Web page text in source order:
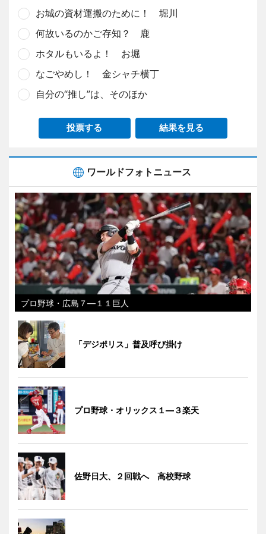
お城の資材運搬のために！ 堀川
何故いるのかご存知？ 鹿
ホタルもいるよ！ お堀
なごやめし！ 金シャチ横丁
自分の“推し”は、そのほか
投票する 結果を見る
ワールドフォトニュース
プロ野球・広島７―１１巨人
「デジポリス」普及呼び掛け
プロ野球・オリックス１―３楽天
佐野日大、２回戦へ 高校野球